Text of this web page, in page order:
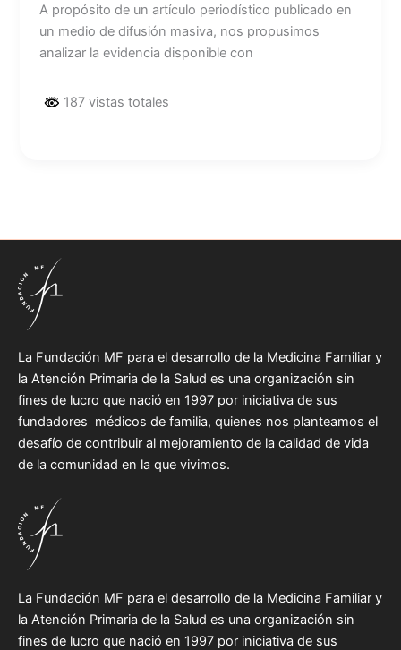
A propósito de un artículo periodístico publicado en
un medio de difusión masiva, nos propusimos
analizar la evidencia disponible con
187 vistas totales
La Fundación MF para el desarrollo de la Medicina Familiar y
la Atención Primaria de la Salud es una organización sin
fines de lucro que nació en 1997 por iniciativa de sus
fundadores médicos de familia, quienes nos planteamos el
desafío de contribuir al mejoramiento de la calidad de vida
de la comunidad en la que vivimos.
La Fundación MF para el desarrollo de la Medicina Familiar y
la Atención Primaria de la Salud es una organización sin
fines de lucro que nació en 1997 por iniciativa de sus